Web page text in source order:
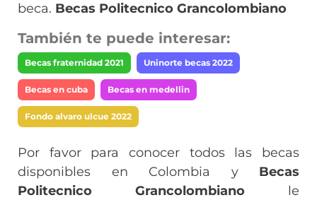
beca. Becas Politecnico Grancolombiano
También te puede interesar:
Becas fraternidad 2021 Uninorte becas 2022
Becas en cuba Becas en medellin
Fondo alvaro ulcue 2022
Por favor para conocer todos las becas
disponibles en Colombia y Becas
Politecnico Grancolombiano le